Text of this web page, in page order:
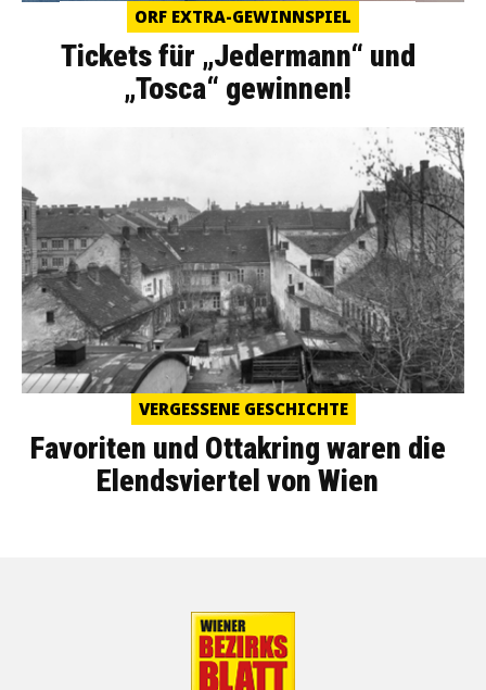
ORF EXTRA-GEWINNSPIEL
Tickets für „Jedermann“ und
„Tosca“ gewinnen!
VERGESSENE GESCHICHTE
Favoriten und Ottakring waren die
Elendsviertel von Wien